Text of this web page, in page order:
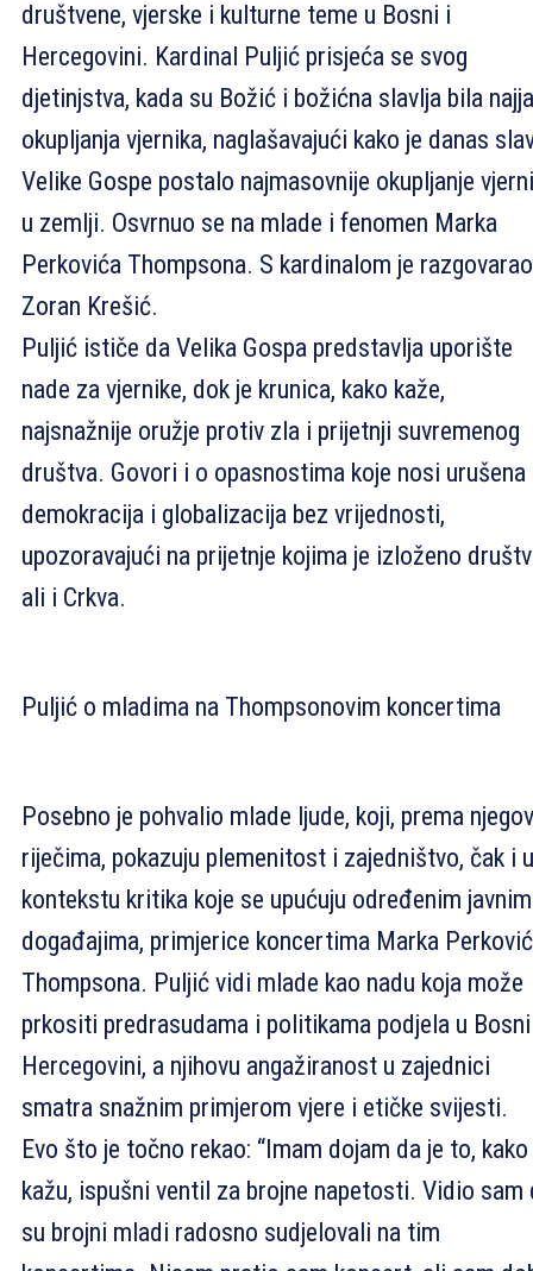
društvene, vjerske i kulturne teme u Bosni i
Hercegovini. Kardinal Puljić prisjeća se svog
djetinjstva, kada su Božić i božićna slavlja bila
okupljanja vjernika, naglašavajući kako je danas
Velike Gospe postalo najmasovnije okupljanje
u zemlji. Osvrnuo se na mlade i fenomen Marka
Perkovića Thompsona. S kardinalom je razgovarao
Zoran Krešić.
Puljić ističe da Velika Gospa predstavlja uporište
nade za vjernike, dok je krunica, kako kaže,
najsnažnije oružje protiv zla i prijetnji suvremenog
društva. Govori i o opasnostima koje nosi urušena
demokracija i globalizacija bez vrijednosti,
upozoravajući na prijetnje kojima je izloženo
ali i Crkva.
Puljić o mladima na Thompsonovim koncertima
Posebno je pohvalio mlade ljude, koji, prema
riječima, pokazuju plemenitost i zajedništvo, čak i u
kontekstu kritika koje se upućuju određenim javnim
događajima, primjerice koncertima Marka
Thompsona. Puljić vidi mlade kao nadu koja može
prkositi predrasudama i politikama podjela u
Hercegovini, a njihovu angažiranost u zajednici
smatra snažnim primjerom vjere i etičke svijesti.
Evo što je točno rekao: “Imam dojam da je to, kako
kažu, ispušni ventil za brojne napetosti. Vidio sam
su brojni mladi radosno sudjelovali na tim